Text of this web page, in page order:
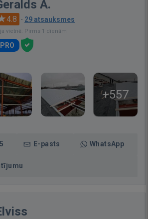
A.
4.8 · 29 atsauksmes
vietnē: Pirms 1 dienām
PRO
+557
E-pasts WhatsApp